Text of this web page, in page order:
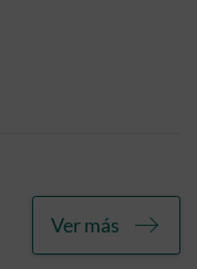
Ver más